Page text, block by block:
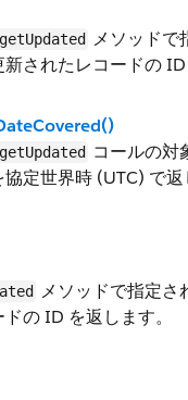
メソッドで
されたレコードの ID
コールの対
定世界時 (UTC) で返
メソッドで指定さ
の ID を返します。